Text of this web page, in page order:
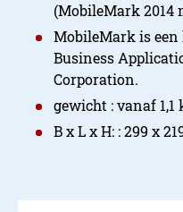
(MobileMark 2014
MobileMark is
Business
Corporation.
gewicht : vanaf 1,1
B x L x H: : 299 x